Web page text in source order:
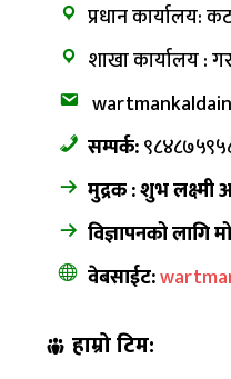
प्रधान कार्यालय:
शाखा कार्यालय :
सम्पर्क:
मुद्रक : शुभ लक्ष्मी
विज्ञापनको लागि
वेबसाईट:
हाम्रो टिम: